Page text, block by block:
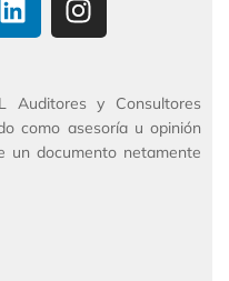
Auditores y Consultores
como asesoría u opinión
un documento netamente